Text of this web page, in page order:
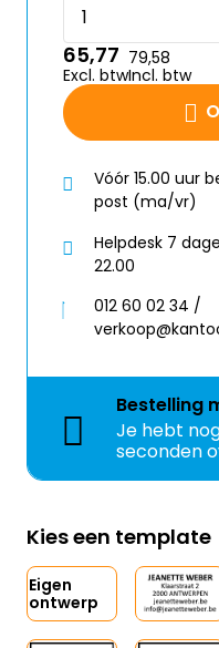
65,77
Excl. btw
79,58
Incl. btw
Vóór 15.00 uur
post (ma/vr)
Helpdesk 7
22.00
012 60 02 34 /
Bestelling
Je hebt
seconden
Kies een template
Eigen
ontwerp